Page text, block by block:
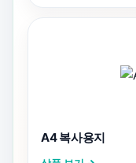
A4 복사용지